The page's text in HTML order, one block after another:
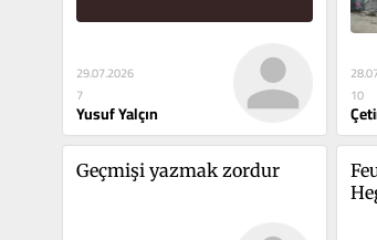
29.07.2026
7
Yusuf Yalçın
10
Geçmişi yazmak zordur